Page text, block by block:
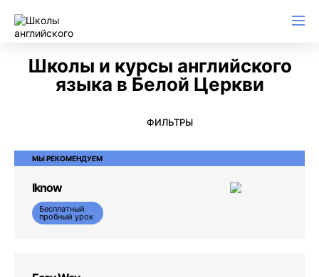
Школы и курсы английского
языка в Белой Церкви
ФИЛЬТРЫ
МЫ РЕКОМЕНДУЕМ
Iknow
Бесплатный
пробный урок